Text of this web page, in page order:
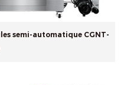
semi-automatique CGNT-